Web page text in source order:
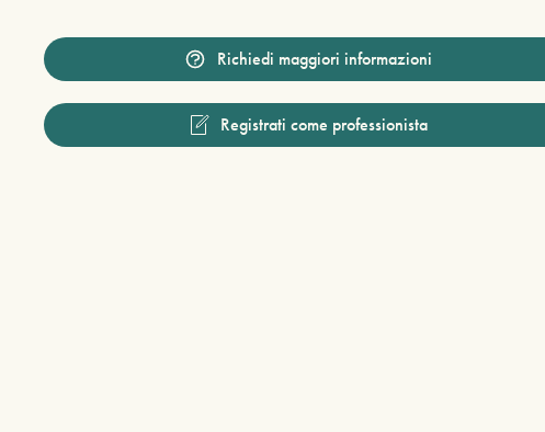
Richiedi maggiori informazioni
Registrati come professionista